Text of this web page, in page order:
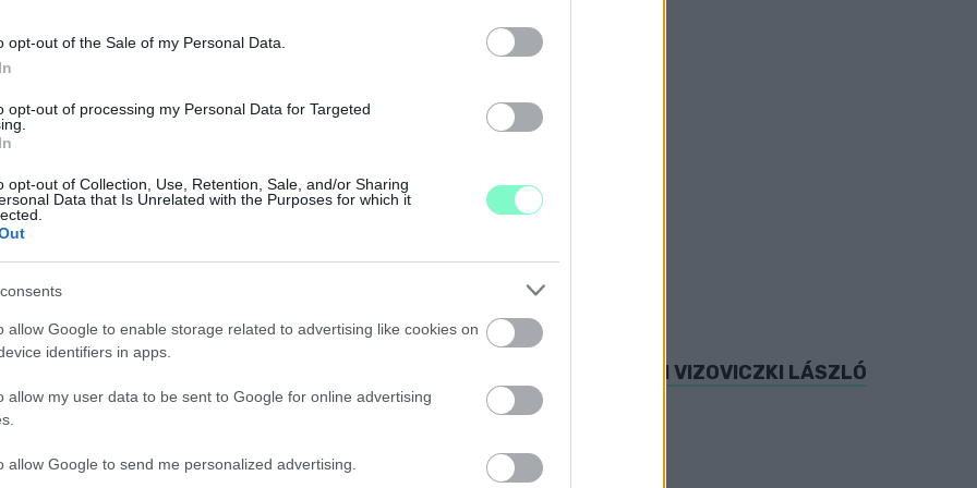
opt-out of the Sale of my Personal Data.
opt-out of processing my Personal Data for Targeted
opt-out of Collection, Use, Retention, Sale, and/or Sharing
Data that Is Unrelated with the Purposes for which it
allow Google to enable storage related to advertising like cookies on
identifiers in apps.
allow my user data to be sent to Google for online advertising
allow Google to send me personalized advertising.
AZ ELÍTÉLTEK A BÖRTÖNÖKBEN
fogadhat, havonta egyszer, maximum 60 percig.
MEGÁLLÍTANI A SZÁGULDOZÓ MOTOROST SZOMBATHELYEN
AZOKNAK A FIDELITASZOS BULIKNAK, AMIKET AZ ALVILÁGI VIZOVICZKI LÁSZLÓ